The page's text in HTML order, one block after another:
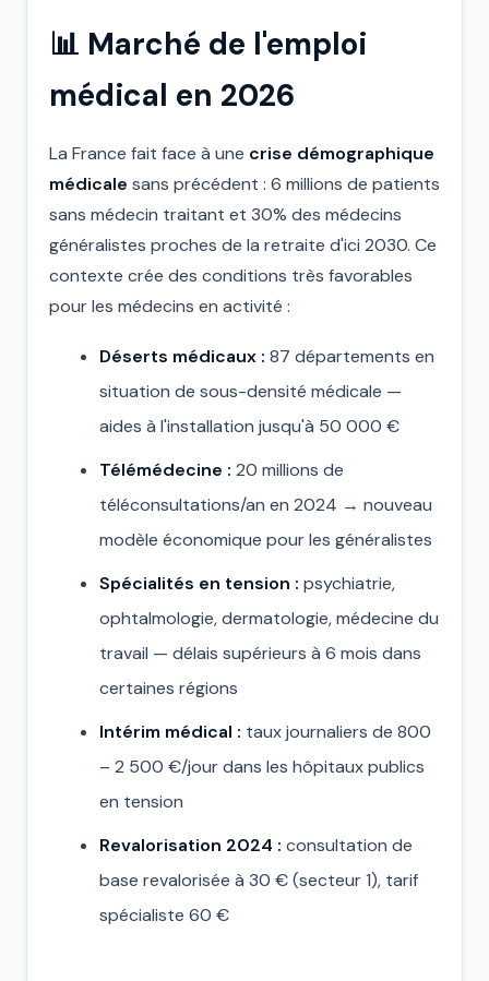
📊 Marché de l'emploi
médical en 2026
La France fait face à une crise démographique
médicale sans précédent : 6 millions de patients
sans médecin traitant et 30% des médecins
généralistes proches de la retraite d'ici 2030. Ce
contexte crée des conditions très favorables
pour les médecins en activité :
Déserts médicaux : 87 départements en
situation de sous-densité médicale —
aides à l'installation jusqu'à 50 000 €
Télémédecine : 20 millions de
téléconsultations/an en 2024 → nouveau
modèle économique pour les généralistes
Spécialités en tension : psychiatrie,
ophtalmologie, dermatologie, médecine du
travail — délais supérieurs à 6 mois dans
certaines régions
Intérim médical : taux journaliers de 800
– 2 500 €/jour dans les hôpitaux publics
en tension
Revalorisation 2024 : consultation de
base revalorisée à 30 € (secteur 1), tarif
spécialiste 60 €